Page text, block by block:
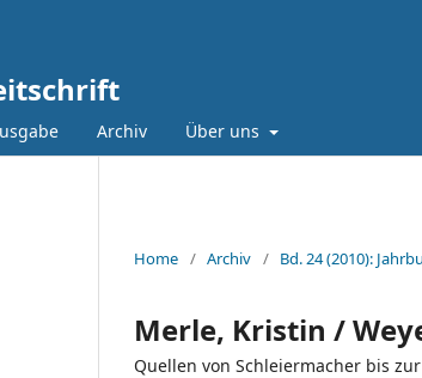
Archiv Über uns
Home / Archiv / Bd. 24 (2010):
Merle, Kristin /
Quellen von Schleiermacher bis